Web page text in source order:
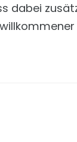
dabei